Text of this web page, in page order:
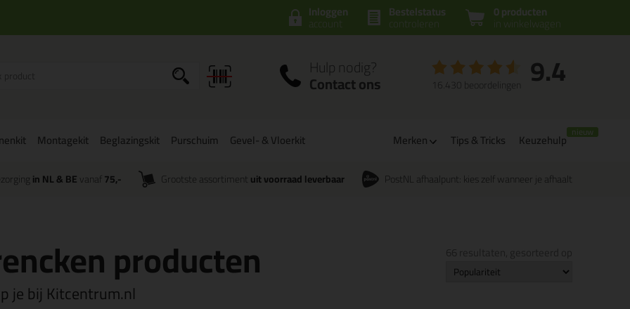
0 producten
in winkelwagen
Bestelstatus
controleren
Inloggen
account
Hulp nodig?
Contact ons 9.4
16.430 beoordelingen
Montagekit Beglazingskit Purschuim Gevel- & Vloerkit Merken Tips & Tricks Keuzehulp
in NL & BEvanaf 75,- Grootste assortiment uit voorraad leverbaar PostNL afhaalpunt: kies zelf wanneer je afhaalt
producten
je bij Kitcentrum.nl